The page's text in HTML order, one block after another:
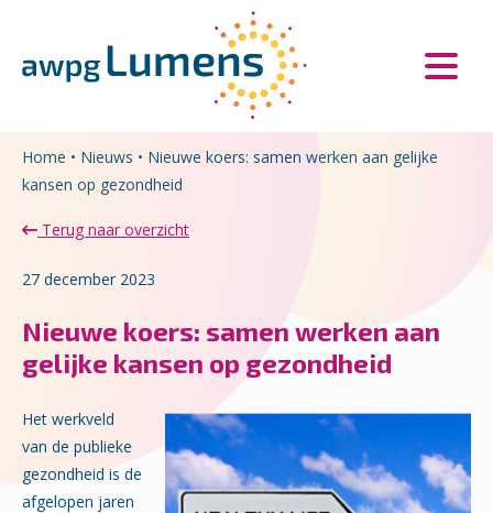
Home • Nieuws • Nieuwe koers: samen werken aan gelijke
kansen op gezondheid
Terug naar overzicht
27 december 2023
Nieuwe koers: samen werken aan
gelijke kansen op gezondheid
Het werkveld
van de publieke
gezondheid is de
afgelopen jaren